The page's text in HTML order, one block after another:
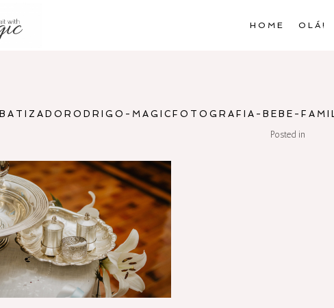
HOME OLÁ!
BATIZADORODRIGO-MAGICFOTOGRAFIA-BEBE-
Posted in